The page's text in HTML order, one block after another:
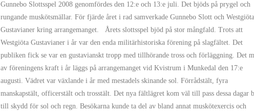
Gunnebo Slottsspel 2008 genomfördes den 12:e och 13:e juli. Det bjöds på prygel och
rungande muskötsmällar. För fjärde året i rad samverkade Gunnebo Slott och Westgiöta
Gustavianer kring arrangemanget. Årets slottsspel bjöd på stor mångfald. Trots att
Westgiöta Gustavianer i år var den enda militärhistoriska förening på slagfältet. Det
publiken fick se var en gustavianskt tropp med tillhörande tross och förläggning. Det
av föreningens kraft i år läggs på arrangemanget vid Kvistrum i Munkedal den 17:e
augusti. Vädret var växlande i år med mestadels skinande sol. Förrådstält, fyra
manskapstält, officerstält och trosstält. Det nya fältlägret kom väl till pass dessa dagar
till skydd för sol och regn. Besökarna kunde ta del av bland annat muskötexercis och